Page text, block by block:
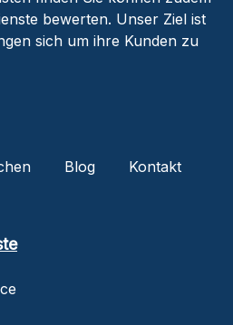
bewerten. Unser Ziel ist
sich um ihre Kunden zu
Blog
Kontakt